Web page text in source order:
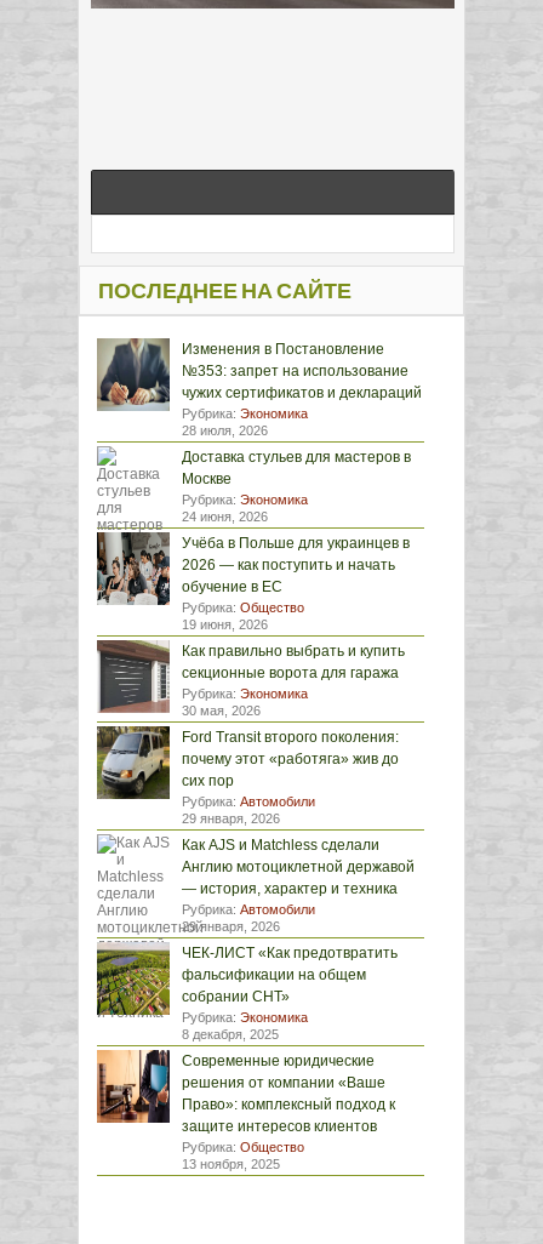
ПОСЛЕДНЕЕ НА САЙТЕ
Изменения в Постановление
№353: запрет на использование
чужих сертификатов и деклараций
Рубрика: Экономика
28 июля, 2026
Доставка стульев для мастеров в
Москве
Рубрика: Экономика
24 июня, 2026
Учёба в Польше для украинцев в
2026 — как поступить и начать
обучение в ЕС
Рубрика: Общество
19 июня, 2026
Как правильно выбрать и купить
секционные ворота для гаража
Рубрика: Экономика
30 мая, 2026
Ford Transit второго поколения:
почему этот «работяга» жив до
сих пор
Рубрика: Автомобили
29 января, 2026
Как AJS и Matchless сделали
Англию мотоциклетной державой
— история, характер и техника
Рубрика: Автомобили
29 января, 2026
ЧЕК-ЛИСТ «Как предотвратить
фальсификации на общем
собрании СНТ»
Рубрика: Экономика
8 декабря, 2025
Современные юридические
решения от компании «Ваше
Право»: комплексный подход к
защите интересов клиентов
Рубрика: Общество
13 ноября, 2025